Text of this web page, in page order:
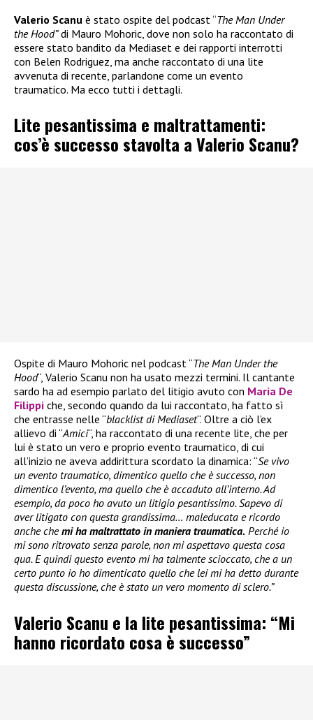
Valerio Scanu è stato ospite del podcast “The Man Under
the Hood”di Mauro Mohoric, dove non solo ha raccontato di
essere stato bandito da Mediaset e dei rapporti interrotti
con Belen Rodriguez, ma anche raccontato di una lite
avvenuta di recente, parlandone come un evento
traumatico. Ma ecco tutti i dettagli.
Lite pesantissima e maltrattamenti:
cos’è successo stavolta a Valerio Scanu?
Ospite di Mauro Mohoric nel podcast “The Man Under the
Hood“, Valerio Scanu non ha usato mezzi termini. Il cantante
sardo ha ad esempio parlato del litigio avuto con Maria De
Filippi che, secondo quando da lui raccontato, ha fatto sì
che entrasse nelle “blacklist di Mediaset“. Oltre a ciò l’ex
allievo di “Amici“, ha raccontato di una recente lite, che per
lui è stato un vero e proprio evento traumatico, di cui
all’inizio ne aveva addirittura scordato la dinamica: “Se vivo
un evento traumatico, dimentico quello che è successo, non
dimentico l’evento, ma quello che è accaduto all’interno. Ad
esempio, da poco ho avuto un litigio pesantissimo. Sapevo di
aver litigato con questa grandissima… maleducata e ricordo
anche chemi ha maltrattato in maniera traumatica. Perché io
mi sono ritrovato senza parole, non mi aspettavo questa cosa
qua. E quindi questo evento mi ha talmente scioccato, che a un
certo punto io ho dimenticato quello che lei mi ha detto durante
questa discussione, che è stato un vero momento di sclero.”
Valerio Scanu e la lite pesantissima: “Mi
hanno ricordato cosa è successo”